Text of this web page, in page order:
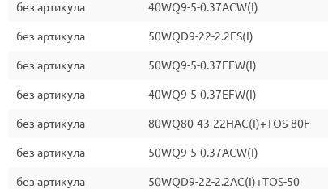
без артикула 40WQ9-5-0.37ACW(I)
без артикула 50WQD9-22-2.2ES(I)
без артикула 50WQ9-5-0.37EFW(I)
без артикула 40WQ9-5-0.37EFW(I)
без артикула 80WQ80-43-22HAC(I)+TOS-80F
без артикула 50WQ9-5-0.37ACW(I)
без артикула 50WQD9-22-2.2AC(I)+TOS-50